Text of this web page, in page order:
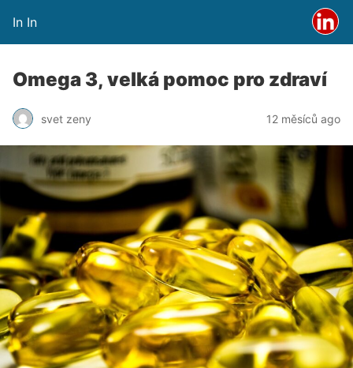
In In
Omega 3, velká pomoc pro zdraví
svet zeny 12 měsíců ago